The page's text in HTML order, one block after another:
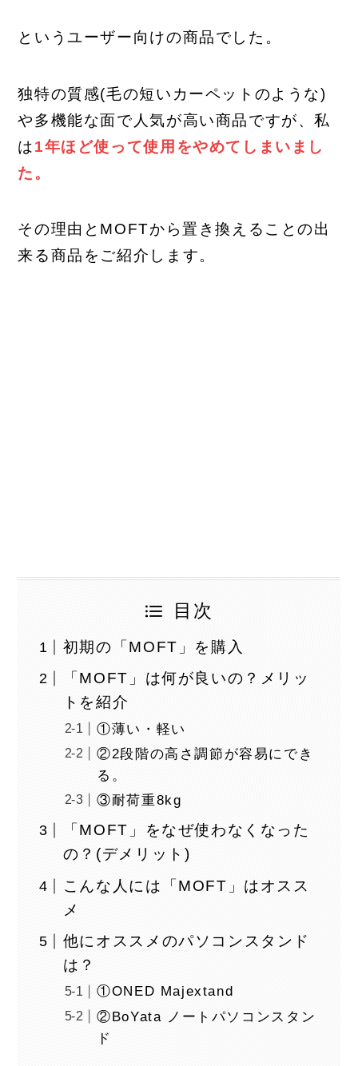
というユーザー向けの商品でした。
独特の質感(毛の短いカーペットのような)
や多機能な面で人気が高い商品ですが、私
は1年ほど使って使用をやめてしまいまし
た。
その理由とMOFTから置き換えることの出
来る商品をご紹介します。
目次
初期の「MOFT」を購入
「MOFT」は何が良いの？メリッ
トを紹介
①薄い・軽い
②2段階の高さ調節が容易にでき
る。
③耐荷重8kg
「MOFT」をなぜ使わなくなった
の？(デメリット)
こんな人には「MOFT」はオスス
メ
他にオススメのパソコンスタンド
は？
①ONED Majextand
②BoYata ノートパソコンスタン
ド